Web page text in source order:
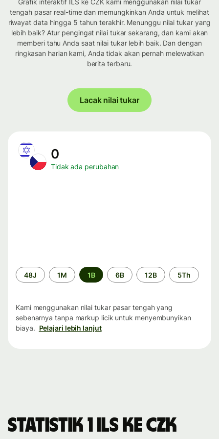
Grafik interaktif ILS ke CZK kami menggunakan nilai tukar
tengah pasar real-time dan memungkinkan Anda untuk melihat
riwayat data hingga 5 tahun terakhir. Menunggu nilai tukar yang
lebih baik? Atur pengingat nilai tukar sekarang, dan kami akan
memberi tahu Anda saat nilai tukar lebih baik. Dan dengan
ringkasan harian kami, Anda tidak akan pernah melewatkan
berita terbaru.
Lacak nilai tukar
0
Tidak ada perubahan
Periode
waktu
48J 1M 1B 6B 12B 5Th
Kami menggunakan nilai tukar pasar tengah yang
sebenarnya tanpa markup licik untuk menyembunyikan
biaya. Pelajari lebih lanjut
Statistik 1 ILS ke CZK